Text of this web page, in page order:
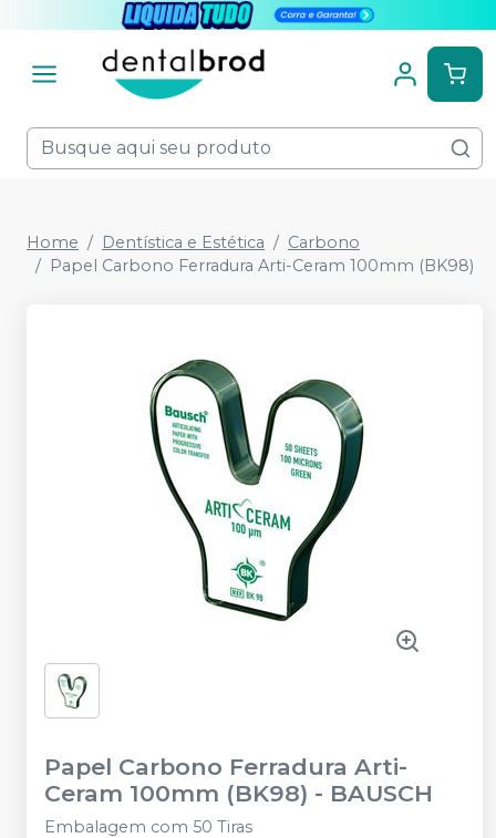
Home Dentística e Estética
Carbono
Papel Carbono Ferradura Arti-Ceram 100mm (BK98)
Papel Carbono Ferradura Arti-
Ceram 100mm (BK98) - BAUSCH
Embalagem com 50 Tiras